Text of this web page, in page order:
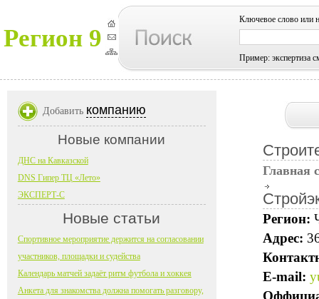
Регион 9
Ключевое слово или
Пример: экспертиза
Главная
Регион:
Адрес:
E-mail:
Добавить компанию
Новые компании
ДНС на Кавказской
DNS Гипер ТЦ «Лето»
ЭКСПЕРТ-С
Новые статьи
Спортивное мероприятие держится на согласовании
участников, площадки и судейства
Календарь матчей задаёт ритм футбола и хоккея
Анкета для знакомства должна помогать разговору,